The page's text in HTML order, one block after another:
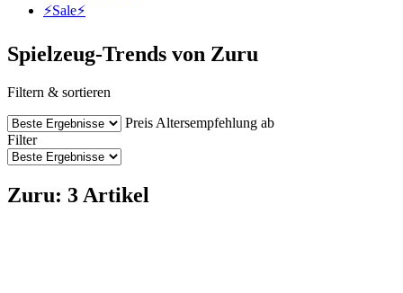
⚡️Sale⚡️
Spielzeug-Trends von Zuru
Filtern & sortieren
Preis Altersempfehlung ab
Filter
Zuru: 3 Artikel